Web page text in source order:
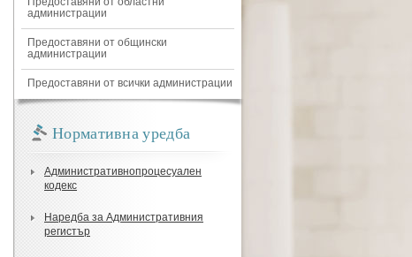
администрации
Предоставяни от общински
администрации
Предоставяни от всички администрации
Нормативна уредба
Административнопроцесуален
кодекс
Наредба за Административния
регистър